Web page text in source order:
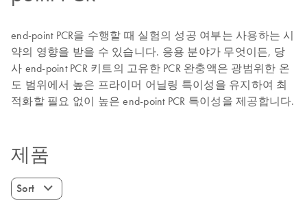
end-point PCR을 수행할 때 실험의 성공 여부는 사용하는 시
약의 영향을 받을 수 있습니다. 응용 분야가 무엇이든, 당
사 end-point PCR 키트의 고유한 PCR 완충액은 광범위한 온
도 범위에서 높은 프라이머 어닐링 특이성을 유지하여 최
적화할 필요 없이 높은 end-point PCR 특이성을 제공합니다.
제품
Sort